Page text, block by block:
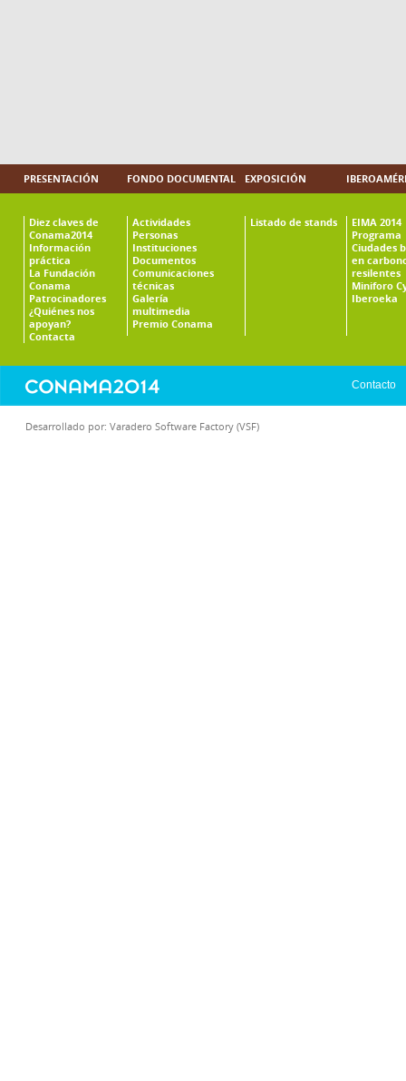
PRESENTACIÓN
Diez claves de
Conama2014
Información
práctica
La Fundación
Conama
Patrocinadores
¿Quiénes nos
apoyan?
Contacta
FONDO DOCUMENTAL
Actividades
Personas
Instituciones
Documentos
Comunicaciones
técnicas
Galería
multimedia
Premio Conama
EXPOSICIÓN
Listado de stands
EIMA 2014
Programa
Ciudades
en
resilentes
Miniforo
Iberoeka
Contacto
Desarrollado por: Varadero Software Factory (VSF)